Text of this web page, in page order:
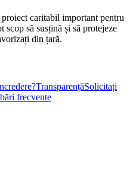
caritabil important pentru
să susțină și să protejeze
din țară.
TransparențăSolicitați
frecvente